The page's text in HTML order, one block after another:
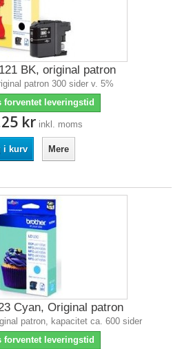
BK, original patron
patron 300 sider v. 5%
forventet leveringstid
kr inkl. moms
i kurv Mere
Cyan, Original patron
patron, kapacitet ca. 600 sider
forventet leveringstid